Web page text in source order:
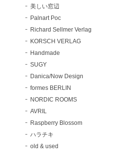
美しい窓辺
Palnart Poc
Richard Sellmer Verlag
KORSCH VERLAG
Handmade
SUGY
Danica/Now Design
formes BERLIN
NORDIC ROOMS
AVRIL
Raspberry Blossom
ハラチキ
old & used